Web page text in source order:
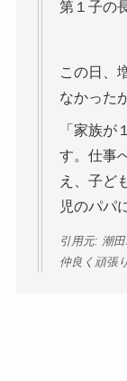
第１子の
この日、
なかった
「家族が
す。仕事
え、子ど
児のパパ
引用元: 潮
仲良く頑張